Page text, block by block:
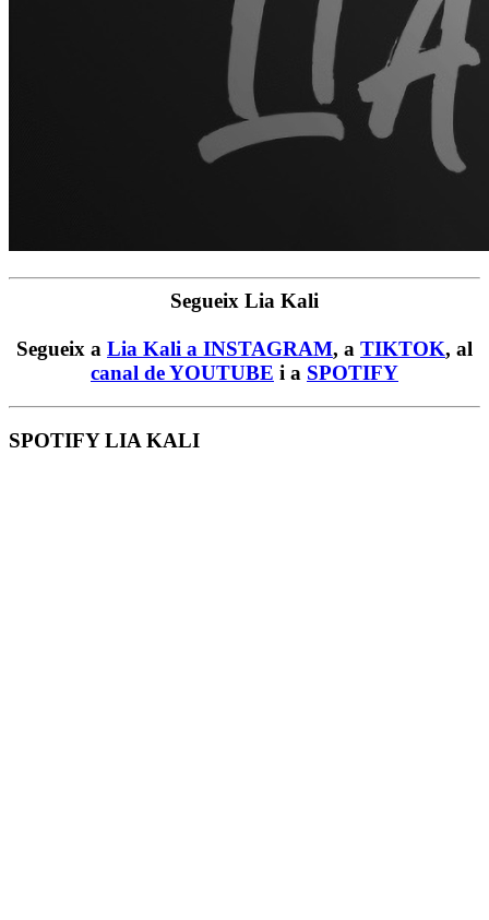
Segueix Lia Kali
Segueix a Lia Kali a INSTAGRAM, a TIKTOK, al
canal de YOUTUBE i a SPOTIFY
SPOTIFY LIA KALI